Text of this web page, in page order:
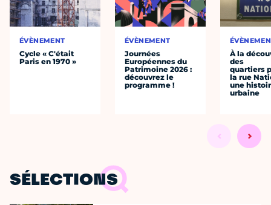
ÉVÈNEMENT
Cycle « C'était
Paris en 1970 »
ÉVÈNEMENT
Journées
Européennes du
Patrimoine 2026 :
découvrez le
programme !
À la
des
quartiers
la rue
une
urbaine
SÉLECTIONS